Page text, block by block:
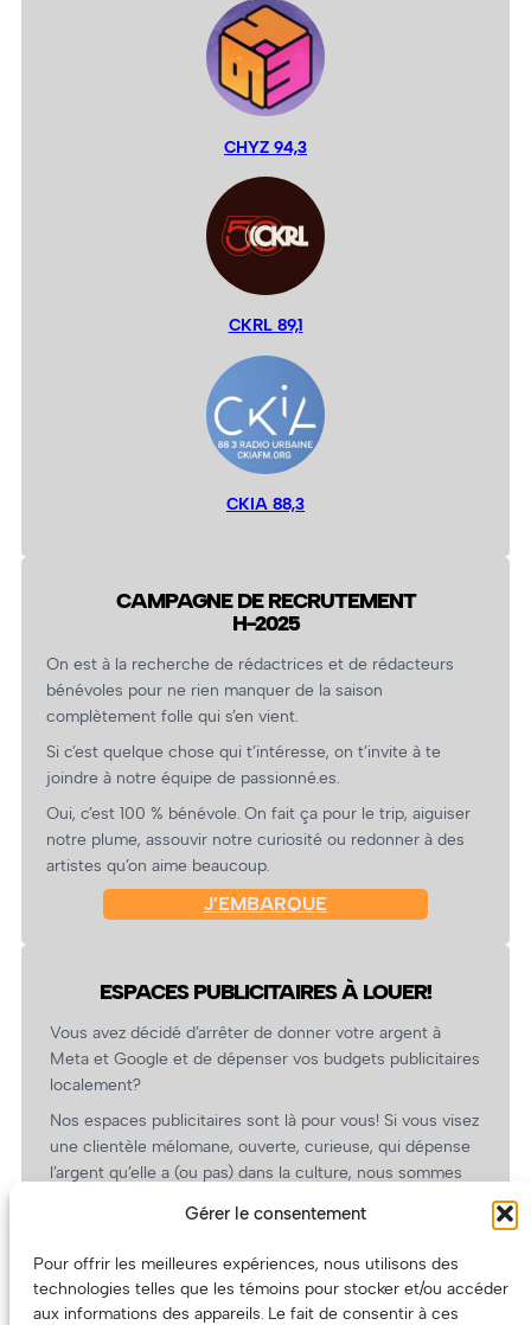
Gérer le consentement
Pour offrir les meilleures expériences, nous utilisons des
technologies telles que les témoins pour stocker et/ou accéder
aux informations des appareils. Le fait de consentir à ces
CHYZ 94,3
CKRL 89,1
CKIA 88,3
CAMPAGNE DE RECRUTEMENT
H-2025
On est à la recherche de rédactrices et de rédacteurs
bénévoles pour ne rien manquer de la saison
complètement folle qui s’en vient.
Si c’est quelque chose qui t’intéresse, on t’invite à te
joindre à notre équipe de passionné.es.
Oui, c’est 100 % bénévole. On fait ça pour le trip, aiguiser
notre plume, assouvir notre curiosité ou redonner à des
artistes qu’on aime beaucoup.
J’EMBARQUE
ESPACES PUBLICITAIRES À LOUER!
Vous avez décidé d’arrêter de donner votre argent à
Meta et Google et de dépenser vos budgets publicitaires
localement?
Nos espaces publicitaires sont là pour vous! Si vous visez
une clientèle mélomane, ouverte, curieuse, qui dépense
l’argent qu’elle a (ou pas) dans la culture, nous sommes
revient.
(Oui, on va avoir des tarifs spéciaux pour vous, les